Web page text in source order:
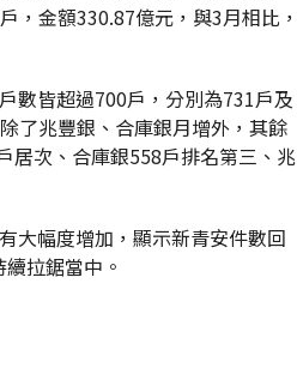
，金額330.87億元，與3月相比，
數皆超過700戶，分別為731戶及
了兆豐銀、合庫銀月增外，其餘
居次、合庫銀558戶排名第三、兆
大幅度增加，顯示新青安件數回
拉鋸當中。